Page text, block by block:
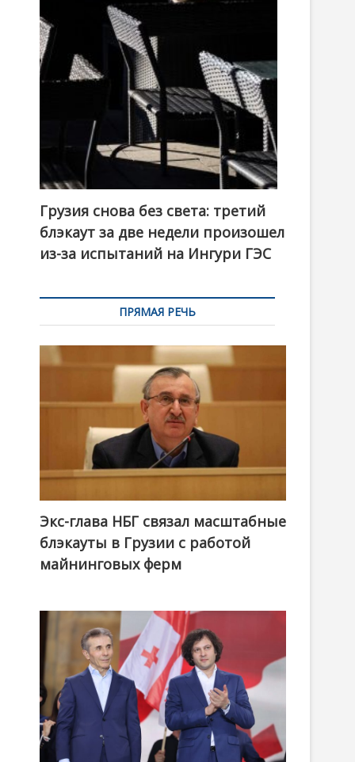
Грузия снова без света: третий
блэкаут за две недели произошел
из-за испытаний на Ингури ГЭС
ПРЯМАЯ РЕЧЬ
Экс-глава НБГ связал масштабные
блэкауты в Грузии с работой
майнинговых ферм